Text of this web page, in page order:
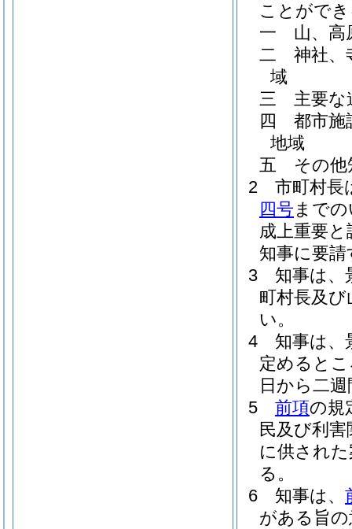
ことがで
一
山、高
二
神社、
域
三
主要な
四
都市施
地域
五
その
2
市町村長
四号まで
成上重要
知事に要
3
知事は、
町村長及
い。
4
知事は、
定めると
日から二
5
前項の規
民及び利
に供され
る。
6
知事は、
がある旨